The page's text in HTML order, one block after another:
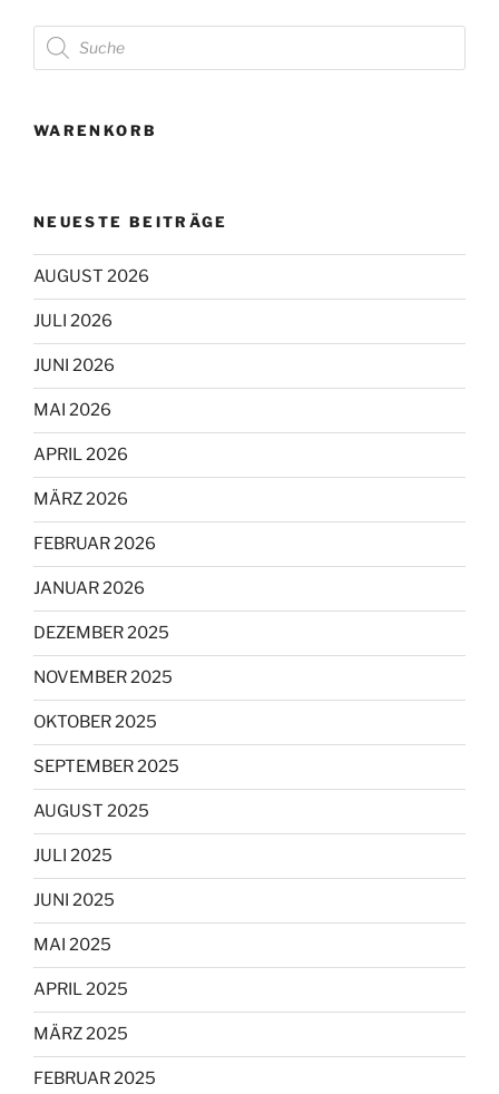
Products
search
WARENKORB
NEUESTE BEITRÄGE
AUGUST 2026
JULI 2026
JUNI 2026
MAI 2026
APRIL 2026
MÄRZ 2026
FEBRUAR 2026
JANUAR 2026
DEZEMBER 2025
NOVEMBER 2025
OKTOBER 2025
SEPTEMBER 2025
AUGUST 2025
JULI 2025
JUNI 2025
MAI 2025
APRIL 2025
MÄRZ 2025
FEBRUAR 2025